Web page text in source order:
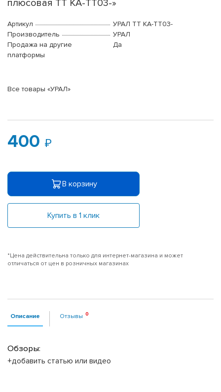
плюсовая ТТ КА-ТТ03-»
Артикул
УРАЛ ТТ КА-ТТ03-
Производитель
УРАЛ
Продажа на другие
платформы
Да
Все товары «УРАЛ»
400
В корзину
Купить в 1 клик
*Цена действительна только для интернет-магазина и может
отличаться от цен в розничных магазинах
Описание Отзывы
Обзоры:
+добавить статью или видео